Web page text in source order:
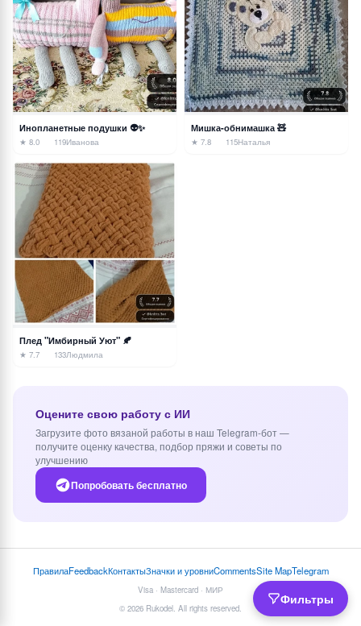
Фильтры
Инопланетные подушки 👽✨
★ 8.0 119Иванова
Мишка-обнимашка 🧸
★ 7.8 115Наталья
Плед "Имбирный Уют" 🍂
★ 7.7 133Людмила
Оцените свою работу с ИИ
Загрузите фото вязаной работы в наш Telegram-бот —
получите оценку качества, подбор пряжи и советы по
улучшению
Попробовать бесплатно
ПравилаFeedbackКонтактыЗначки и уровниCommentsSite MapTelegram
Visa · Mastercard · МИР
© 2026 Rukodel. All rights reserved.